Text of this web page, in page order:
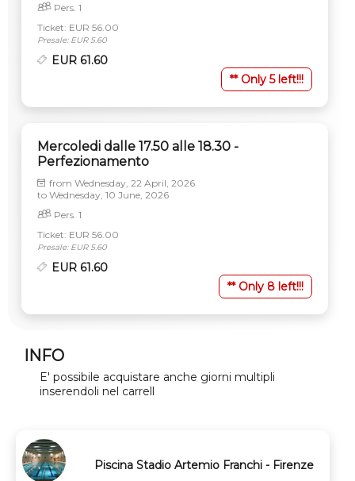
Pers. 1
Ticket: EUR 56.00
Presale: EUR 5.60
EUR 61.60
** Only 5 left!!!
Mercoledi dalle 17.50 alle 18.30 -
Perfezionamento
from Wednesday, 22 April, 2026
toWednesday, 10 June, 2026
Pers. 1
Ticket: EUR 56.00
Presale: EUR 5.60
EUR 61.60
** Only 8 left!!!
INFO
E' possibile acquistare anche giorni multipli
inserendoli nel carrell
Piscina Stadio Artemio Franchi - Firenze